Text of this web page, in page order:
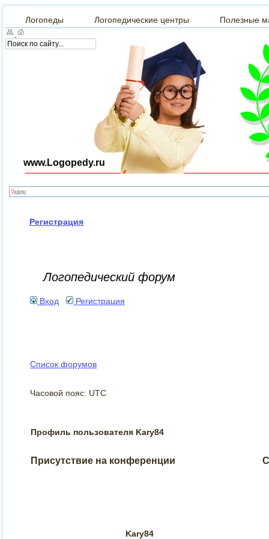
Логопеды Логопедические центры Полезные
www.Logopedy.ru
Регистрация
Логопедический форум
Вход Регистрация
Список форумов
Часовой пояс: UTC
Профиль пользователя Kary84
Присутствие на конференции
Kary84